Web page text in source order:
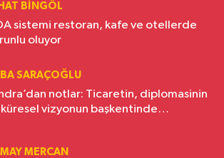
BINGÖL
sistemi restoran, kafe ve otellerde
oluyor
SARAÇOĞLU
notlar: Ticaretin, diplomasinin
vizyonun başkentinde
MERCAN